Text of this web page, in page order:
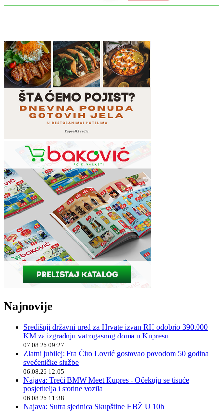
Najnovije
Središnji državni ured za Hrvate izvan RH odobrio 390.000
KM za izgradnju vatrogasnog doma u Kupresu
07.08.26 09:27
Zlatni jubilej: Fra Ćiro Lovrić gostovao povodom 50 godina
svećeničke službe
06.08.26 12:05
Najava: Treći BMW Meet Kupres - Očekuju se tisuće
posjetitelja i stotine vozila
06.08.26 11:38
Najava: Sutra sjednica Skupštine HBŽ U 10h